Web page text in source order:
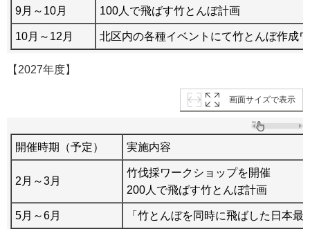
9月～10月 100人で飛ばす竹とんぼ計画
10月～12月 北区内の各種イベントにて竹とんぼ作成
【2027年度】
画面サイズで表示
開催時期（予定） 実施内容
2月～3月
竹伐採ワークショップを開催
200人で飛ばす竹とんぼ計画
5月～6月 「竹とんぼを同時に飛ばした日本最